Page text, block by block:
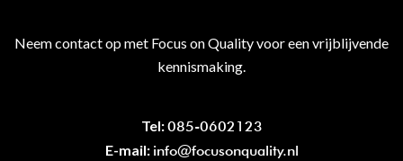
Neem contact op met Focus on Quality voor een vrijblijvende
kennismaking.
Tel:085-0602123
E-mail: info@focusonquality.nl